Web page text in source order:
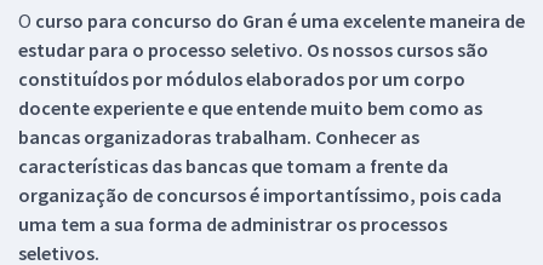
O curso para concurso do Gran é uma excelente maneira de
estudar para o processo seletivo. Os nossos cursos são
constituídos por módulos elaborados por um corpo
docente experiente e que entende muito bem como as
bancas organizadoras trabalham. Conhecer as
características das bancas que tomam a frente da
organização de concursos é importantíssimo, pois cada
uma tem a sua forma de administrar os processos
seletivos.